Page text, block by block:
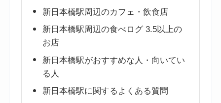
新日本橋駅周辺のカフェ・飲食店
新日本橋駅周辺の食べログ 3.5以上の
お店
新日本橋駅がおすすめな人・向いてい
る人
新日本橋駅に関するよくある質問